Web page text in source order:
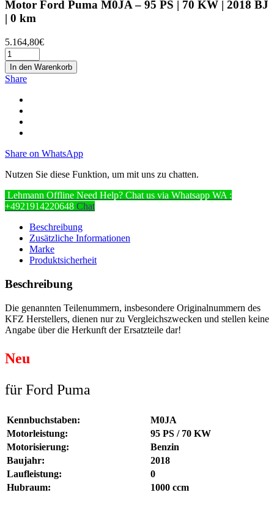
Motor Ford Puma M0JA – 95 PS | 70 KW | 2018 BJ
| 0 km
5.164,80€
In den Warenkorb
Share
Share on WhatsApp
Nutzen Sie diese Funktion, um mit uns zu chatten.
Lehmann Offline Need Help? Chat us via Whatsapp WA :
+4921914220648 Chat
Beschreibung
Zusätzliche Informationen
Marke
Produktsicherheit
Beschreibung
Die genannten Teilenummern, insbesondere Originalnummern des
KFZ Herstellers, dienen nur zu Vergleichszwecken und stellen keine
Angabe über die Herkunft der Ersatzteile dar!
Neu
für Ford Puma
Kennbuchstaben:
M0JA
Motorleistung:
95 PS / 70 KW
Motorisierung:
Benzin
Baujahr:
2018
Laufleistung:
0
Hubraum:
1000 ccm